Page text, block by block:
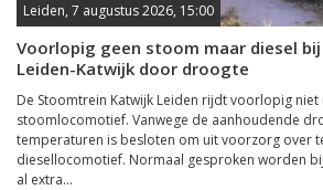
Leiden, 7 augustus 2026, 15:00
Voorlopig geen stoom maar diesel
Leiden-Katwijk door droogte
De Stoomtrein Katwijk Leiden rijdt voorlopig niet
stoomlocomotief. Vanwege de aanhoudende
temperaturen is besloten om uit voorzorg over
diesellocomotief. Normaal gesproken worden
al extra...